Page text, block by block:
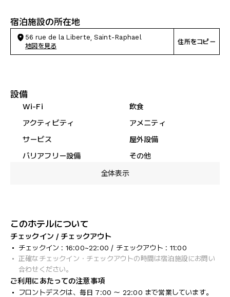
宿泊施設の所在地
56 rue de la Liberte, Saint-Raphael
地図を見る
住所をコピー
設備
Wi-Fi
飲食
アクティビティ
アメニティ
サービス
屋外設備
バリアフリー設備
その他
全体表示
このホテルについて
チェックイン / チェックアウト
チェックイン : 16:00~22:00 / チェックアウト : 11:00
正確なチェックイン・チェックアウトの時間は宿泊施設にお問い
合わせください。
ご利用にあたっての注意事項
フロントデスクは、毎日 7:00 ～ 22:00 まで営業しています。